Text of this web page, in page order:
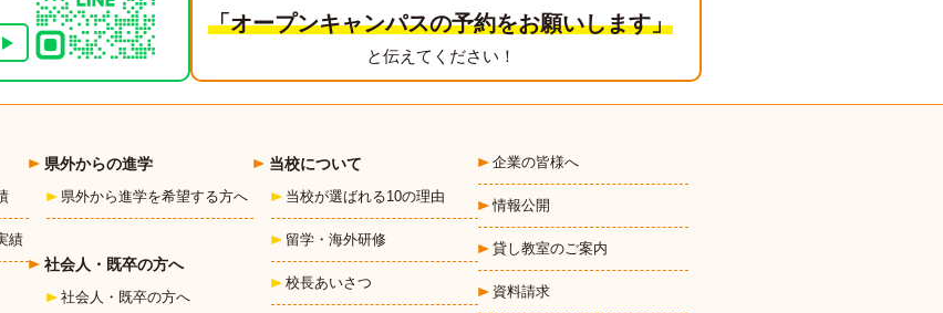
「オープンキャンパスの予約をお願いします」
と伝えてください！
績
県外からの進学
県外から進学を希望する方へ
社会人・既卒の方へ
社会人・既卒の方へ
当校について
当校が選ばれる10の理由
留学・海外研修
校長あいさつ
企業の皆様へ
情報公開
貸し教室のご案内
資料請求